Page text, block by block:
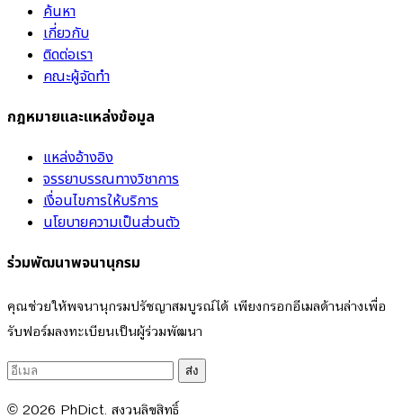
ค้นหา
เกี่ยวกับ
ติดต่อเรา
คณะผู้จัดทำ
กฎหมายและแหล่งข้อมูล
แหล่งอ้างอิง
จรรยาบรรณทางวิชาการ
เงื่อนไขการให้บริการ
นโยบายความเป็นส่วนตัว
ร่วมพัฒนาพจนานุกรม
คุณช่วยให้พจนานุกรมปรัชญาสมบูรณ์ได้ เพียงกรอกอีเมลด้านล่างเพื่อ
รับฟอร์มลงทะเบียนเป็นผู้ร่วมพัฒนา
ส่ง
© 2026 PhDict. สงวนลิขสิทธิ์